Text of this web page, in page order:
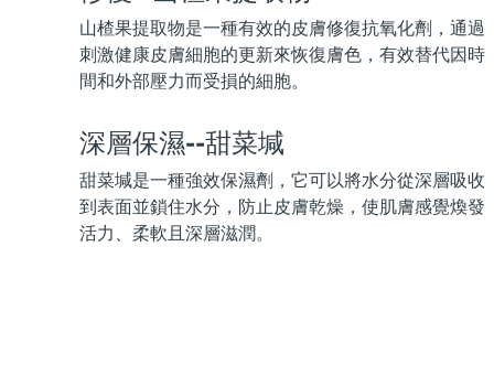
山楂果提取物是一種有效的皮膚修復抗氧化劑，通過
刺激健康皮膚細胞的更新來恢復膚色，有效替代因時
間和外部壓力而受損的細胞。
深層保濕--甜菜堿
甜菜堿是一種強效保濕劑，它可以將水分從深層吸收
到表面並鎖住水分，防止皮膚乾燥，使肌膚感覺煥發
活力、柔軟且深層滋潤。
All acne treatment devices
All revitalizing eye massagers
KIWI™ 皮肤护理
Advanced pore care essentials
Serum
For healthy hair
issa™ Teeth Whitening Gel
18% PAP
護膚品
男士
全部購買